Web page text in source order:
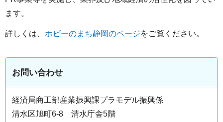
ます。
詳しくは、 ホビーのまち静岡のページをご覧ください。
お問い合わせ
経済局商工部産業振興課プラモデル振興係
清水区旭町6-8 清水庁舎5階